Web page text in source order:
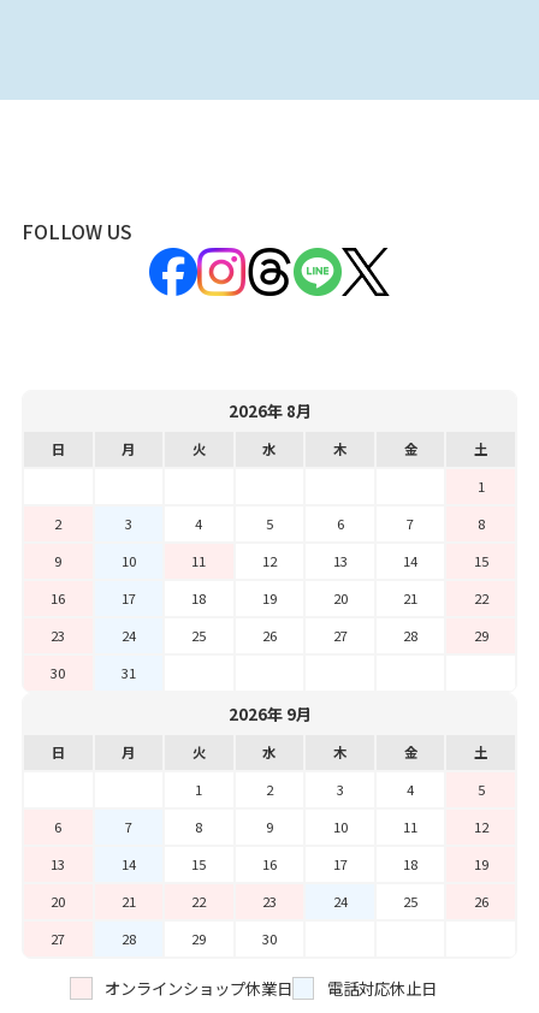
FOLLOW US
2026年 8月
日 月 火 水 木 金
土
1
2
3 4 5 6 7
8
9
10 11 12 13 14
15
16
17 18 19 20 21
22
23
24 25 26 27 28
29
30
31
2026年 9月
日 月 火 水 木 金
土
1
2 3 4
5
6
7 8 9 10 11
12
13
14 15 16 17 18
19
20
21 22 23 24 25
26
27
28 29 30
オンラインショップ休業日 電話対応休止日